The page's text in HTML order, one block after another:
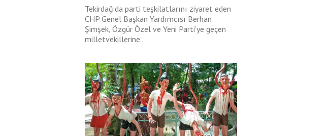
Tekirdağ’da parti teşkilatlarını ziyaret eden
CHP Genel Başkan Yardımcısı Berhan
Şimşek, Özgür Özel ve Yeni Parti’ye geçen
milletvekillerine..